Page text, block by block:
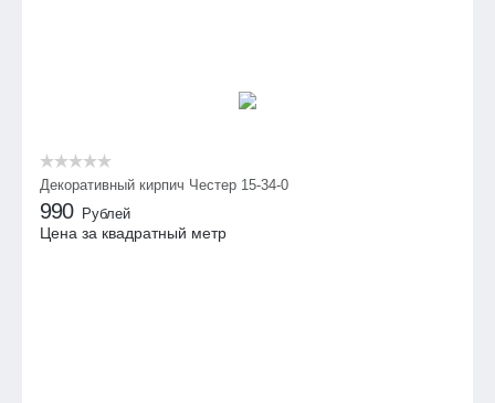
Декоративный кирпич Честер 15-34-0
990 Рублей
Цена за квадратный метр